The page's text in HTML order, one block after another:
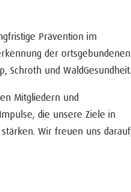
Prävention im
der ortsgebundenen
und WaldGesundheit.
Mitgliedern und
die unsere Ziele in
Wir freuen uns darauf,